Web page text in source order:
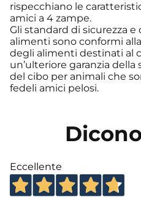
rispecchiano le
amici a 4 zampe.
Gli standard di sicurezza
alimenti sono conformi
degli alimenti destinati al
un’ulteriore garanzia della
del cibo per animali che
fedeli amici pelosi.
Eccellente